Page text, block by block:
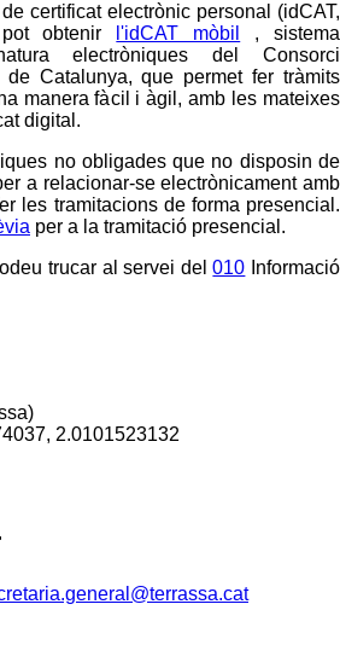
certificat electrònic personal (idCAT,
obtenir
l'idCAT mòbil
, sistema
electròniques del Consorci
de Catalunya, que permet fer tràmits
manera fàcil i àgil, amb les mateixes
digital.
no obligades que no disposin de
a relacionar-se electrònicament amb
les tramitacions de forma presencial.
per a la tramitació presencial.
trucar al servei del010 Informació
2.0101523132